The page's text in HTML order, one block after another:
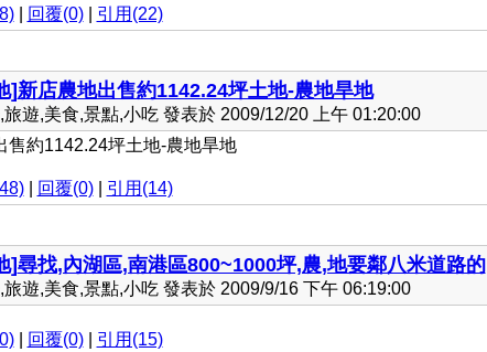
| 回覆(0)| 引用(22)
]新店農地出售約1142.24坪土地-農地旱地
遊,美食,景點,小吃 發表於 2009/12/20 上午 01:20:00
約1142.24坪土地-農地旱地
| 回覆(0)| 引用(14)
]尋找,內湖區,南港區800~1000坪,農,地要鄰八米道路的
遊,美食,景點,小吃 發表於 2009/9/16 下午 06:19:00
| 回覆(0)| 引用(15)